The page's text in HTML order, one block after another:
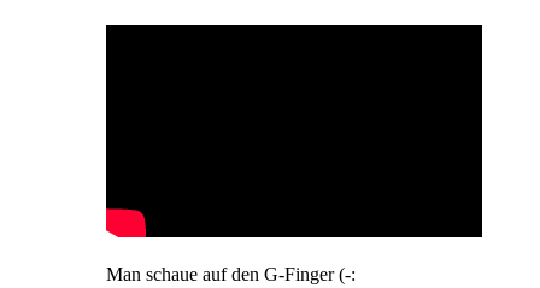
Man schaue auf den G-Finger (-: